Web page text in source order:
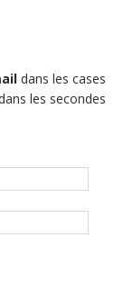
dans les cases
les secondes